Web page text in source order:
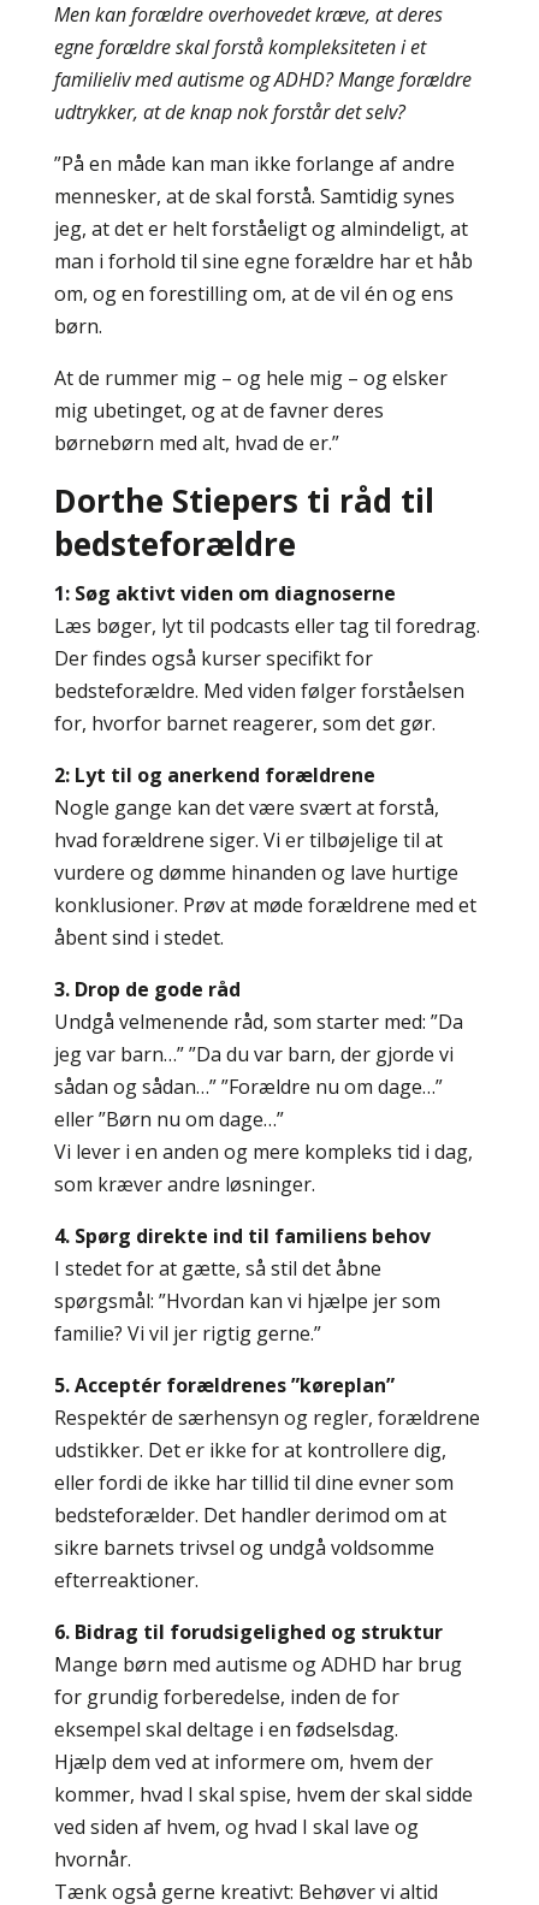
Men kan forældre overhovedet kræve, at deres
egne forældre skal forstå kompleksiteten i et
familieliv med autisme og ADHD? Mange forældre
udtrykker, at de knap nok forstår det selv?
”På en måde kan man ikke forlange af andre
mennesker, at de skal forstå. Samtidig synes
jeg, at det er helt forståeligt og almindeligt, at
man i forhold til sine egne forældre har et håb
om, og en forestilling om, at de vil én og ens
børn.
At de rummer mig – og hele mig – og elsker
mig ubetinget, og at de favner deres
børnebørn med alt, hvad de er.”
Dorthe Stiepers ti råd til
bedsteforældre
1: Søg aktivt viden om diagnoserne
Læs bøger, lyt til podcasts eller tag til foredrag.
Der findes også kurser specifikt for
bedsteforældre. Med viden følger forståelsen
for, hvorfor barnet reagerer, som det gør.
2: Lyt til og anerkend forældrene
Nogle gange kan det være svært at forstå,
hvad forældrene siger. Vi er tilbøjelige til at
vurdere og dømme hinanden og lave hurtige
konklusioner. Prøv at møde forældrene med et
åbent sind i stedet.
3. Drop de gode råd
Undgå velmenende råd, som starter med: ”Da
jeg var barn…” ”Da du var barn, der gjorde vi
sådan og sådan…” ”Forældre nu om dage…”
eller ”Børn nu om dage…”
Vi lever i en anden og mere kompleks tid i dag,
som kræver andre løsninger.
4. Spørg direkte ind til familiens behov
I stedet for at gætte, så stil det åbne
spørgsmål: ”Hvordan kan vi hjælpe jer som
familie? Vi vil jer rigtig gerne.”
5. Acceptér forældrenes ”køreplan”
Respektér de særhensyn og regler, forældrene
udstikker. Det er ikke for at kontrollere dig,
eller fordi de ikke har tillid til dine evner som
bedsteforælder. Det handler derimod om at
sikre barnets trivsel og undgå voldsomme
efterreaktioner.
6. Bidrag til forudsigelighed og struktur
Mange børn med autisme og ADHD har brug
for grundig forberedelse, inden de for
eksempel skal deltage i en fødselsdag.
Hjælp dem ved at informere om, hvem der
kommer, hvad I skal spise, hvem der skal sidde
ved siden af hvem, og hvad I skal lave og
hvornår.
Tænk også gerne kreativt: Behøver vi altid